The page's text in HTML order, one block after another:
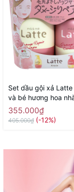
Set dầu gội xả
và bé hương hoa
400ml x 2 - Hàng
địa
355.000₫
405.000₫ (-12%)